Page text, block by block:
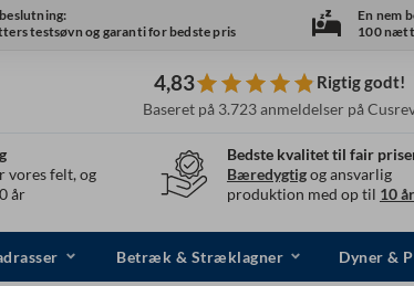
testsøvn og garanti for bedste pris
En nem
100
4,83 Rigtig godt!
Baseret på 3.723 anmeldelser på
vores felt, og
år
Bedste kvalitet til fair
Bæredygtigog ansvarlig
produktion med op til 10
Betræk & Stræklagner Dyner &